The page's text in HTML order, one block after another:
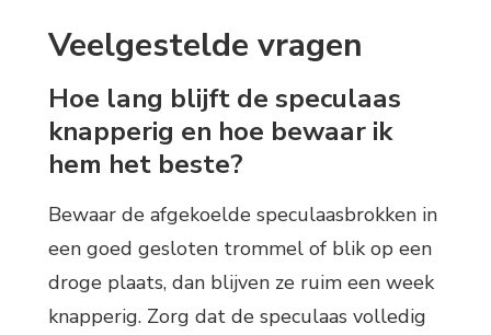
Veelgestelde vragen
Hoe lang blijft de speculaas
knapperig en hoe bewaar ik
hem het beste?
Bewaar de afgekoelde speculaasbrokken in
een goed gesloten trommel of blik op een
droge plaats, dan blijven ze ruim een week
knapperig. Zorg dat de speculaas volledig